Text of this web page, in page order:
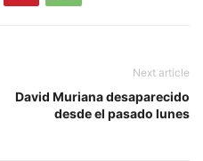
Next article
David Muriana desaparecido
desde el pasado lunes